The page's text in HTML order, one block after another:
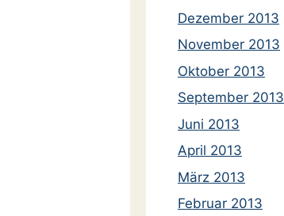
Dezember 2013
November 2013
Oktober 2013
September 2013
Juni 2013
April 2013
März 2013
Februar 2013